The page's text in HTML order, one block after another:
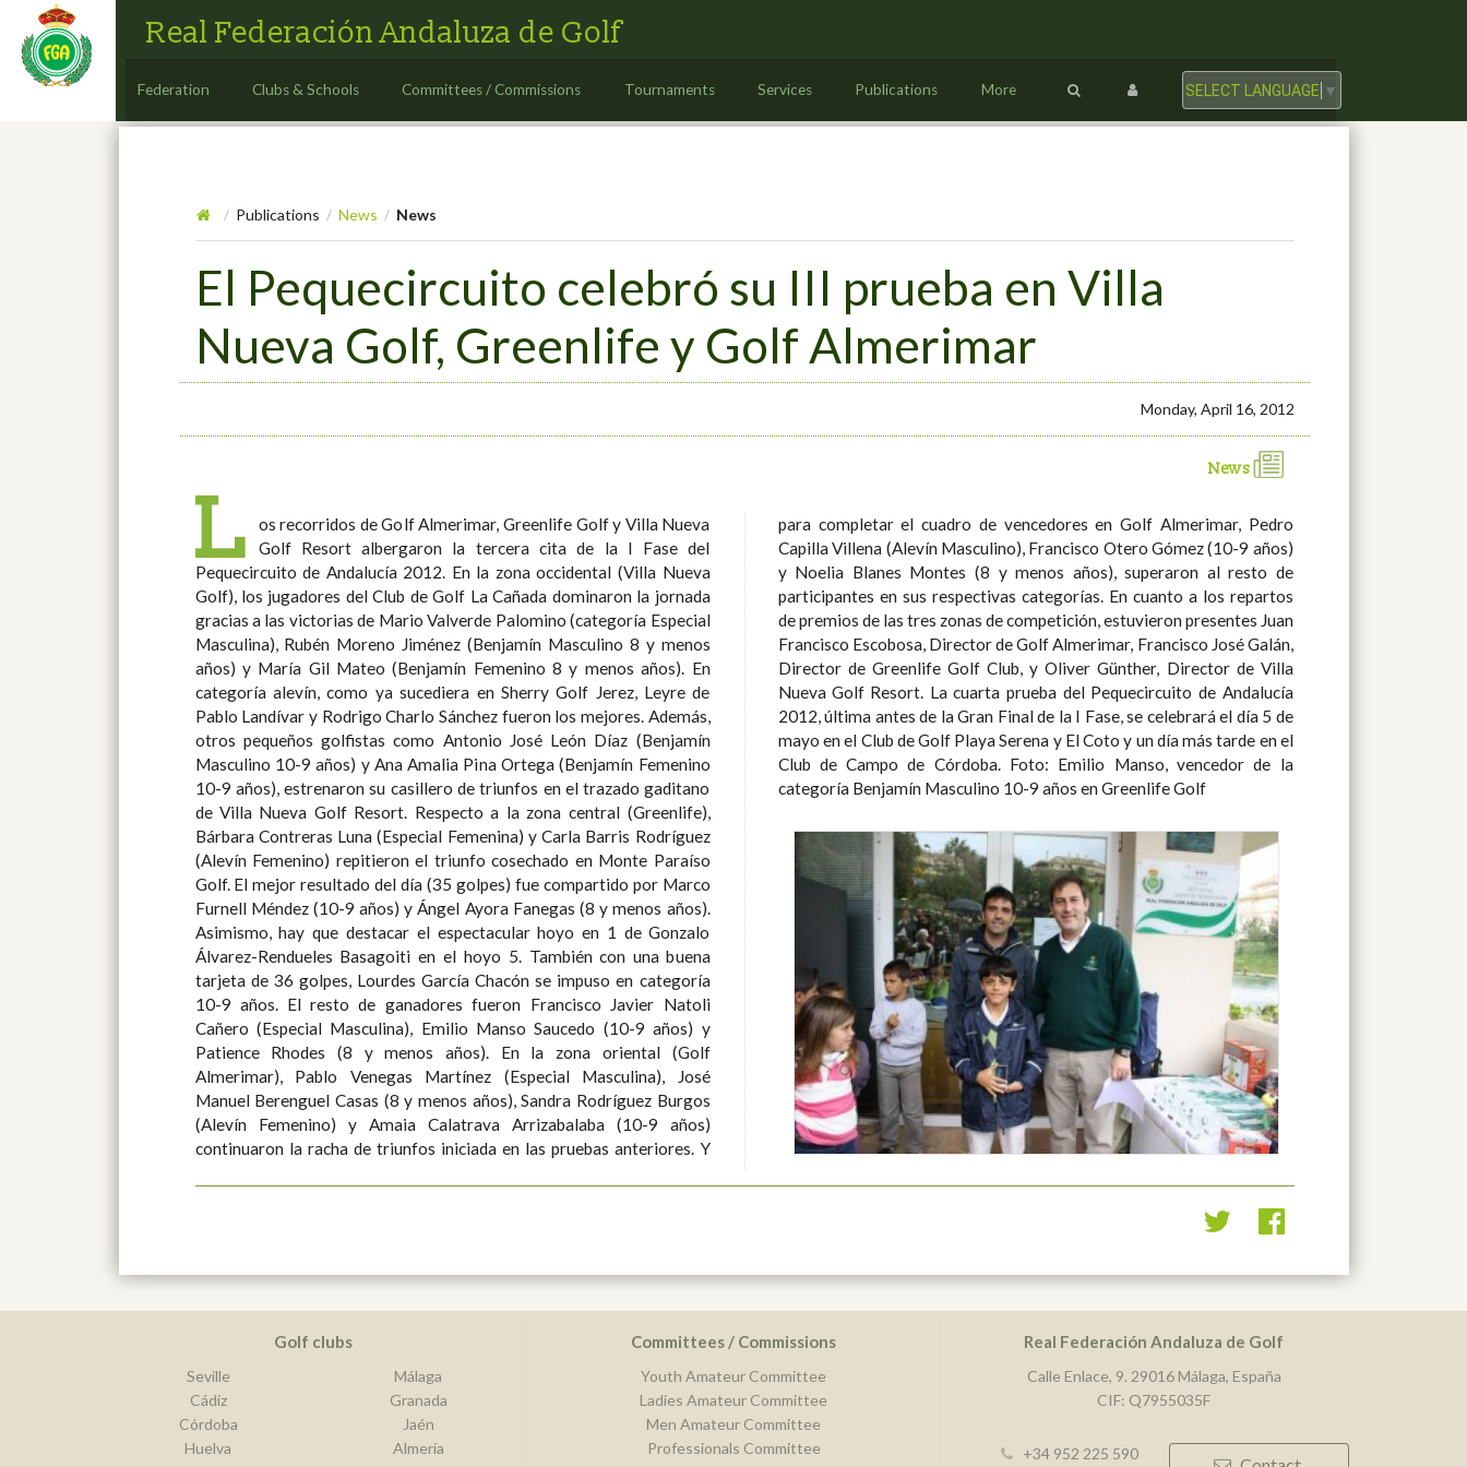
Real Federación Andaluza de Golf
Federation Clubs & Schools Committees / Commissions Tournaments Services Publications More SELECT LANGUAGE ▼
/ Publications / News / News
El Pequecircuito celebró su III prueba en Villa
Nueva Golf, Greenlife y Golf Almerimar
Monday, April 16, 2012
News
L
os recorridos de Golf Almerimar, Greenlife Golf y Villa Nueva
Golf Resort albergaron la tercera cita de la I Fase del
Pequecircuito de Andalucía 2012. En la zona occidental (Villa Nueva
Golf), los jugadores del Club de Golf La Cañada dominaron la jornada
gracias a las victorias de Mario Valverde Palomino (categoría Especial
Masculina), Rubén Moreno Jiménez (Benjamín Masculino 8 y menos
años) y María Gil Mateo (Benjamín Femenino 8 y menos años). En
categoría alevín, como ya sucediera en Sherry Golf Jerez, Leyre de
Pablo Landívar y Rodrigo Charlo Sánchez fueron los mejores. Además,
otros pequeños golfistas como Antonio José León Díaz (Benjamín
Masculino 10-9 años) y Ana Amalia Pina Ortega (Benjamín Femenino
10-9 años), estrenaron su casillero de triunfos en el trazado gaditano
de Villa Nueva Golf Resort. Respecto a la zona central (Greenlife),
Bárbara Contreras Luna (Especial Femenina) y Carla Barris Rodríguez
(Alevín Femenino) repitieron el triunfo cosechado en Monte Paraíso
Golf. El mejor resultado del día (35 golpes) fue compartido por Marco
Furnell Méndez (10-9 años) y Ángel Ayora Fanegas (8 y menos años).
Asimismo, hay que destacar el espectacular hoyo en 1 de Gonzalo
Álvarez-Rendueles Basagoiti en el hoyo 5. También con una buena
tarjeta de 36 golpes, Lourdes García Chacón se impuso en categoría
10-9 años. El resto de ganadores fueron Francisco Javier Natoli
Cañero (Especial Masculina), Emilio Manso Saucedo (10-9 años) y
Patience Rhodes (8 y menos años). En la zona oriental (Golf
Almerimar), Pablo Venegas Martínez (Especial Masculina), José
Manuel Berenguel Casas (8 y menos años), Sandra Rodríguez Burgos
(Alevín Femenino) y Amaia Calatrava Arrizabalaba (10-9 años)
continuaron la racha de triunfos iniciada en las pruebas anteriores. Y
para completar el cuadro de vencedores en Golf Almerimar, Pedro
Capilla Villena (Alevín Masculino), Francisco Otero Gómez (10-9 años)
y Noelia Blanes Montes (8 y menos años), superaron al resto de
participantes en sus respectivas categorías. En cuanto a los repartos
de premios de las tres zonas de competición, estuvieron presentes Juan
Francisco Escobosa, Director de Golf Almerimar, Francisco José Galán,
Director de Greenlife Golf Club, y Oliver Günther, Director de Villa
Nueva Golf Resort. La cuarta prueba del Pequecircuito de Andalucía
2012, última antes de la Gran Final de la I Fase, se celebrará el día 5 de
mayo en el Club de Golf Playa Serena y El Coto y un día más tarde en el
Club de Campo de Córdoba. Foto: Emilio Manso, vencedor de la
categoría Benjamín Masculino 10-9 años en Greenlife Golf
Golf clubs
Seville
Cádiz
Córdoba
Huelva
Málaga
Granada
Jaén
Almería
Committees / Commissions
Youth Amateur Committee
Ladies Amateur Committee
Men Amateur Committee
Professionals Committee
Real Federación Andaluza de Golf
Calle Enlace, 9. 29016 Málaga, España
CIF: Q7955035F
+34 952 225 590